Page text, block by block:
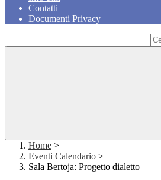
Contatti
Documenti Privacy
Home >
Eventi Calendario >
Sala Bertoja: Progetto dialetto